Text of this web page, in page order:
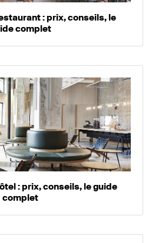
: prix, conseils, le
complet
: prix, conseils, le guide
complet